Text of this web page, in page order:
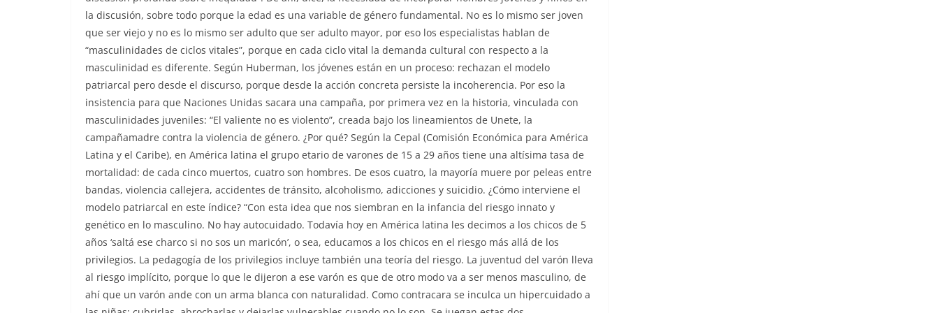
la discusión, sobre todo porque la edad es una variable de género fundamental. No es lo mismo ser joven
que ser viejo y no es lo mismo ser adulto que ser adulto mayor, por eso los especialistas hablan de
“masculinidades de ciclos vitales”, porque en cada ciclo vital la demanda cultural con respecto a la
masculinidad es diferente. Según Huberman, los jóvenes están en un proceso: rechazan el modelo
patriarcal pero desde el discurso, porque desde la acción concreta persiste la incoherencia. Por eso la
insistencia para que Naciones Unidas sacara una campaña, por primera vez en la historia, vinculada con
masculinidades juveniles: “El valiente no es violento”, creada bajo los lineamientos de Unete, la
campañamadre contra la violencia de género. ¿Por qué? Según la Cepal (Comisión Económica para América
Latina y el Caribe), en América latina el grupo etario de varones de 15 a 29 años tiene una altísima tasa de
mortalidad: de cada cinco muertos, cuatro son hombres. De esos cuatro, la mayoría muere por peleas entre
bandas, violencia callejera, accidentes de tránsito, alcoholismo, adicciones y suicidio. ¿Cómo interviene el
modelo patriarcal en este índice? “Con esta idea que nos siembran en la infancia del riesgo innato y
genético en lo masculino. No hay autocuidado. Todavía hoy en América latina les decimos a los chicos de 5
años ‘saltá ese charco si no sos un maricón’, o sea, educamos a los chicos en el riesgo más allá de los
privilegios. La pedagogía de los privilegios incluye también una teoría del riesgo. La juventud del varón lleva
al riesgo implícito, porque lo que le dijeron a ese varón es que de otro modo va a ser menos masculino, de
ahí que un varón ande con un arma blanca con naturalidad. Como contracara se inculca un hipercuidado a